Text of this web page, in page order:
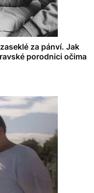
za pánví. Jak
porodnici očima